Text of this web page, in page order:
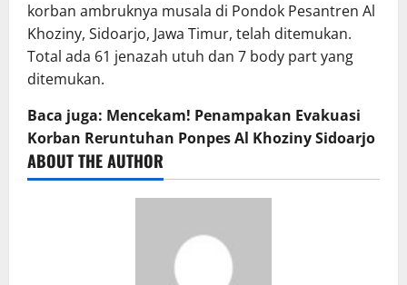
korban ambruknya musala di Pondok Pesantren Al
Khoziny, Sidoarjo, Jawa Timur, telah ditemukan.
Total ada 61 jenazah utuh dan 7 body part yang
ditemukan.
Baca juga: Mencekam! Penampakan Evakuasi
Korban Reruntuhan Ponpes Al Khoziny Sidoarjo
ABOUT THE AUTHOR